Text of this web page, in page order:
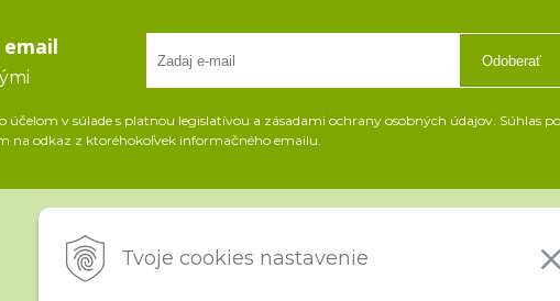
Tvoje cookies nastavenie
Odoberať
účelom v súlade s platnou legislatívou a zásadami ochrany osobných údajov. Súhlas
na odkaz z ktoréhokoľvek informačného emailu.
Všetko o nákupe
Platba a doprava